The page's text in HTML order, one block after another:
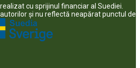
cu sprijinul financiar al Suediei.
şi nu reflectă neapărat punctul de